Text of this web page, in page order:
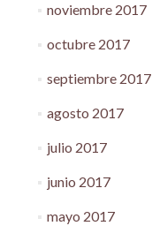
noviembre 2017
octubre 2017
septiembre 2017
agosto 2017
julio 2017
junio 2017
mayo 2017